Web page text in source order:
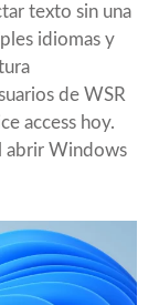
texto sin una
idiomas y
de WSR
access hoy.
abrir Windows